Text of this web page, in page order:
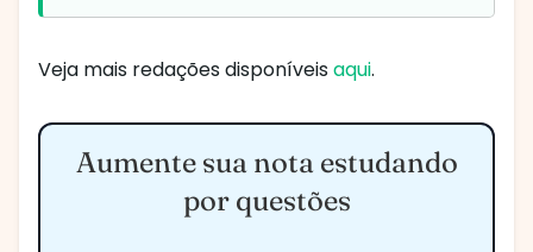
Veja mais redações disponíveisaqui.
Aumente sua nota estudando
por questões